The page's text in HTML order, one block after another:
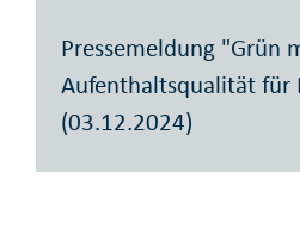
Pressemeldung "Grün
Aufenthaltsqualität für
(03.12.2024)